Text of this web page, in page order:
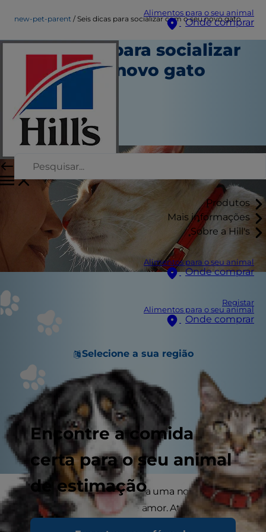
Alimentos para o seu animal
Onde comprar
Produtos
Mais informações
Sobre a Hill's
Alimentos para o seu animal
Onde comprar
Registar
Alimentos para o seu animal
Onde comprar
Selecione a sua região
Encontre a comida
certa para o seu animal
de estimação
new-pet-parent Seis dicas para socializar com o seu novo gato
Seis dicas para socializar
com o seu novo gato
Novo tutor
Jeanne Grunert
|
Março 10, 2016
Fazer um gato habituar-se a uma nova casa é
necessário ter paciência e amor. Até mesmo um
gato adulto adotado de uma associação pode